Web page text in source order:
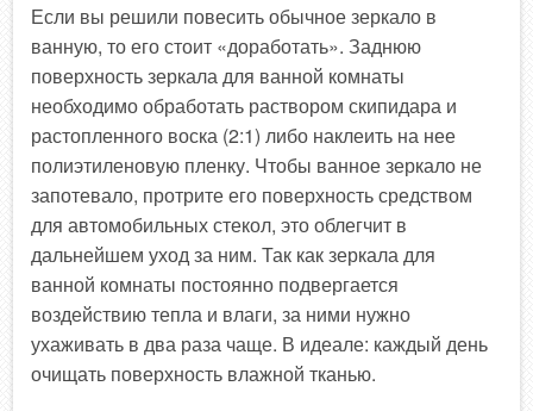
Если вы решили повесить обычное зеркало в
ванную, то его стоит «доработать». Заднюю
поверхность зеркала для ванной комнаты
необходимо обработать раствором скипидара и
растопленного воска (2:1) либо наклеить на нее
полиэтиленовую пленку. Чтобы ванное зеркало не
запотевало, протрите его поверхность средством
для автомобильных стекол, это облегчит в
дальнейшем уход за ним. Так как зеркала для
ванной комнаты постоянно подвергается
воздействию тепла и влаги, за ними нужно
ухаживать в два раза чаще. В идеале: каждый день
очищать поверхность влажной тканью.